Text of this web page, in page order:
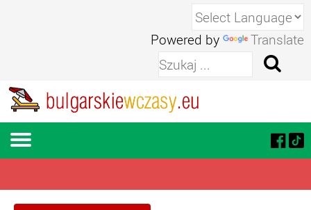
Powered by Translate